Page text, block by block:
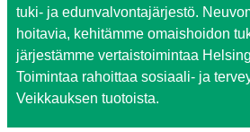
tuki- ja edunvalvontajärjestö.
hoitavia, kehitämme omaishoidon
järjestämme vertaistoimintaa
Toimintaa rahoittaa sosiaali- ja
Veikkauksen tuotoista.